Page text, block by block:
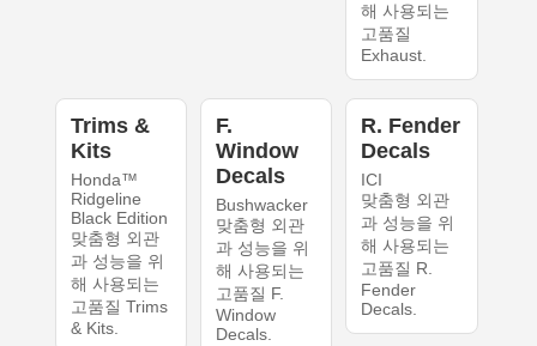
해 사용되는
고품질
Exhaust.
Trims &
Kits
Honda™
Ridgeline
Black Edition
맞춤형 외관
과 성능을 위
해 사용되는
고품질 Trims
& Kits.
F.
Window
Decals
Bushwacker
맞춤형 외관
과 성능을 위
해 사용되는
고품질 F.
Window
Decals.
R. Fender
Decals
ICI
맞춤형 외관
과 성능을 위
해 사용되는
고품질 R.
Fender
Decals.